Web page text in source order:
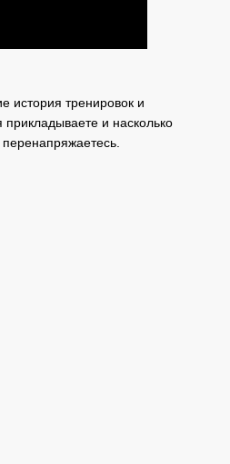
история тренировок и
прикладываете и насколько